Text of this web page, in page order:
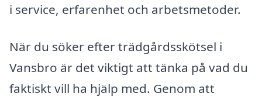
i service, erfarenhet och arbetsmetoder.
När du söker efter trädgårdsskötsel i
Vansbro är det viktigt att tänka på vad du
faktiskt vill ha hjälp med. Genom att